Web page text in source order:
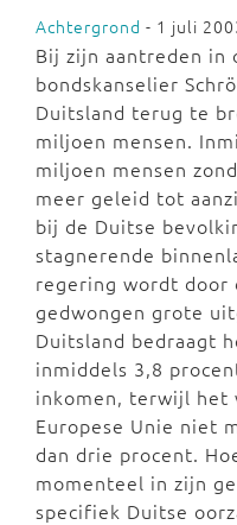
Achtergrond - 1 juli
Bij zijn aantreden in
bondskanselier
Duitsland terug te
miljoen mensen.
miljoen mensen
meer geleid tot
bij de Duitse
stagnerende
regering wordt door
gedwongen grote
Duitsland bedraagt
inmiddels 3,8
inkomen, terwijl het
Europese Unie niet
dan drie procent.
momenteel in zijn
specifiek Duitse